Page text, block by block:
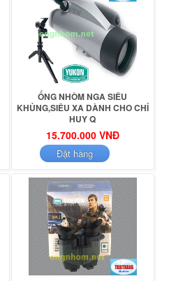
ỐNG NHÒM NGA SIÊU
KHỦNG,SIÊU XA DÀNH CHO CHỈ
HUY Q
15.700.000 VNĐ
Đặt hàng